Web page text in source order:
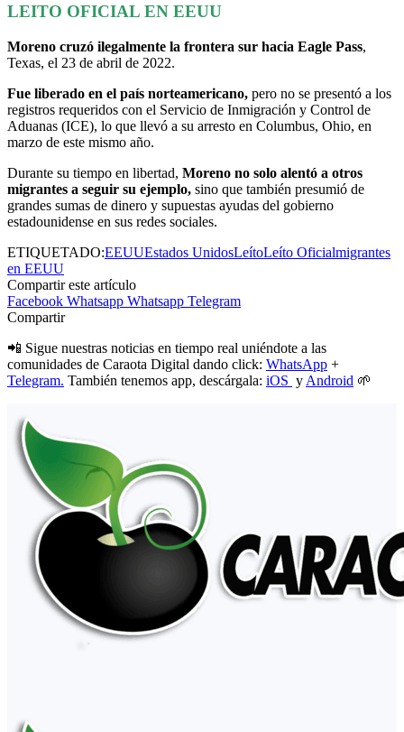
LEITO OFICIAL EN EEUU
Moreno cruzó ilegalmente la frontera sur hacia Eagle Pass,
Texas, el 23 de abril de 2022.
Fue liberado en el país norteamericano, pero no se presentó a los
registros requeridos con el Servicio de Inmigración y Control de
Aduanas (ICE), lo que llevó a su arresto en Columbus, Ohio, en
marzo de este mismo año.
Durante su tiempo en libertad, Moreno no solo alentó a otros
migrantes a seguir su ejemplo, sino que también presumió de
grandes sumas de dinero y supuestas ayudas del gobierno
estadounidense en sus redes sociales.
ETIQUETADO:EEUUEstados UnidosLeítoLeíto Oficialmigrantes
en EEUU
Compartir este artículo
Facebook Whatsapp Whatsapp Telegram
Compartir
📲 Sigue nuestras noticias en tiempo real uniéndote a las
comunidades de Caraota Digital dando click: WhatsApp +
Telegram. También tenemos app, descárgala: iOS y Android 🌱